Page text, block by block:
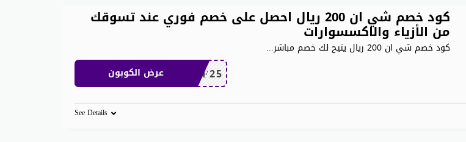
كود خصم شي ان 200 ريال احصل على خصم فوري عند تسوقك
من الأزياء والاكسسوارات
كود خصم شي ان 200 ريال يتيح لك خصم مباشر ...
MEAF25 عرض الكوبون
See Details